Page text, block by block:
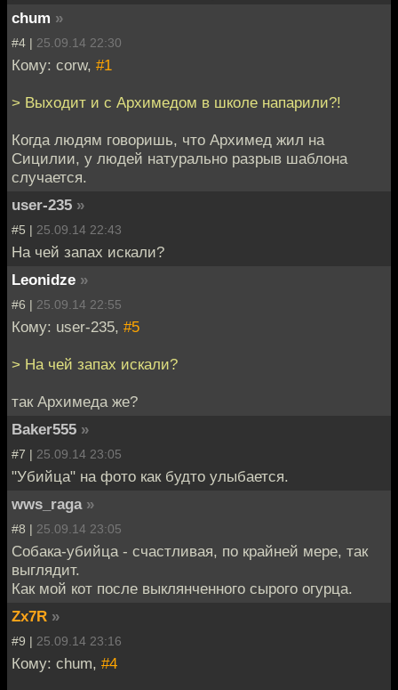
chum »
#4 | 25.09.14 22:30
Кому: corw, #1
> Выходит и с Архимедом в школе напарили?!
Когда людям говоришь, что Архимед жил на
Сицилии, у людей натурально разрыв шаблона
случается.
user-235 »
#5 | 25.09.14 22:43
На чей запах искали?
Leonidze »
#6 | 25.09.14 22:55
Кому: user-235, #5
> На чей запах искали?
так Архимеда же?
Baker555 »
#7 | 25.09.14 23:05
"Убийца" на фото как будто улыбается.
wws_raga »
#8 | 25.09.14 23:05
Собака-убийца - счастливая, по крайней мере, так
выглядит.
Как мой кот после выклянченного сырого огурца.
Zx7R »
#9 | 25.09.14 23:16
Кому: chum, #4